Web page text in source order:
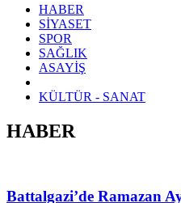
HABER
SİYASET
SPOR
SAĞLIK
ASAYİŞ
KÜLTÜR - SANAT
HABER
Battalgazi’de Ramazan